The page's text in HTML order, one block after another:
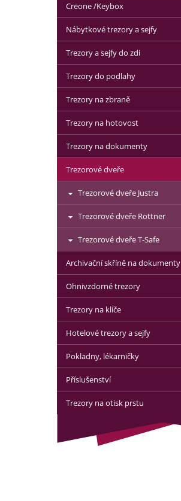
Creone /Keybox
Nábytkové trezory a sejfy
Trezory a sejfy do zdi
Trezory do podlahy
Trezory na zbraně
Trezory na hotovost
Trezory na dokumenty
Trezorové dveře
Trezorové dveře Justra
Trezorové dveře Rottner
Trezorové dveře T-Safe
Archivační skříně na dokumenty
Ohnivzdorné trezory
Trezory na klíče
Hotelové trezory a sejfy
Pokladny, lékarničky
Příslušenství
Trezory na otisk prstu